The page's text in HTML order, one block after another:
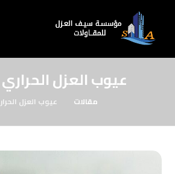
عيوب العزل
مقالات عيوب العزل